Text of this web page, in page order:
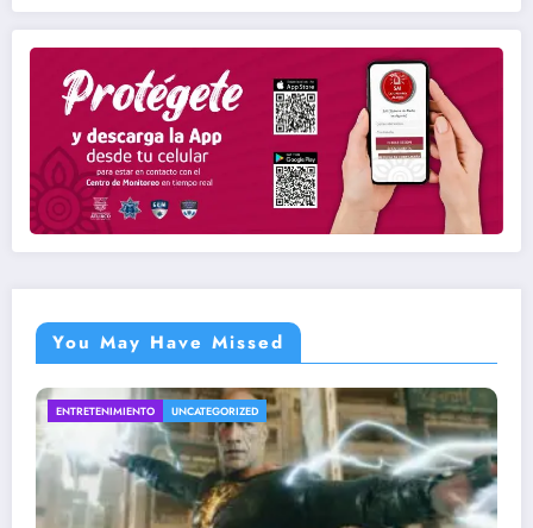
You May Have Missed
INTERESANTE UNCATEGORIZED